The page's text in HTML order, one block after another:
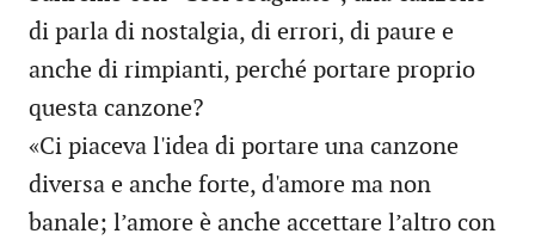
di parla di nostalgia, di errori, di paure e
anche di rimpianti, perché portare proprio
questa canzone?
«Ci piaceva l'idea di portare una canzone
diversa e anche forte, d'amore ma non
banale; l’amore è anche accettare l’altro con